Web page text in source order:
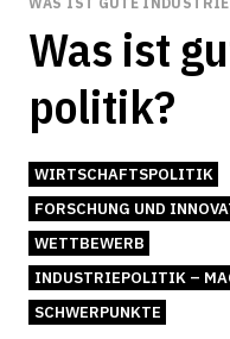
Was ist
politik?
WIRTSCHAFTSPOLITIK
FORSCHUNG UND
WETTBEWERB
INDUSTRIEPOLITIK –
SCHWERPUNKTE